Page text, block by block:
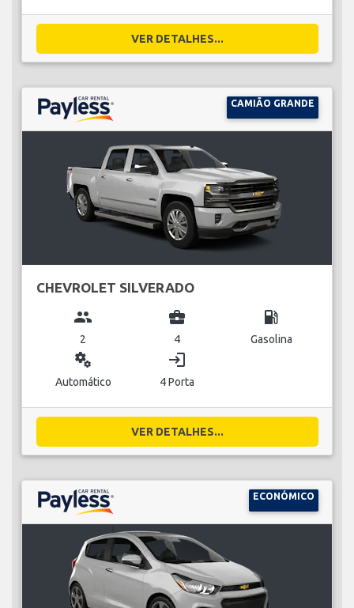
VER DETALHES...
CAMIÃO GRANDE
CHEVROLET SILVERADO
group
2
business_center
4
local_gas_station
Gasolina
miscellaneous_services
Automático
login
4 Porta
VER DETALHES...
ECONÓMICO